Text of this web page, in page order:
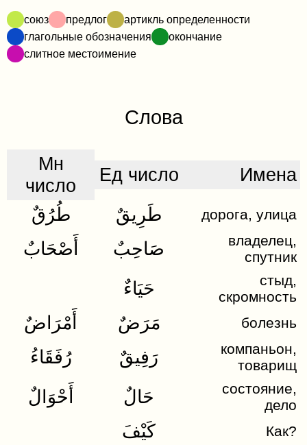
союз предлог
артикль определенности
глагольные обозначения
окончание
слитное местоимение
Слова
Мн
число
Ед число
Имена
طُرُقٌ
طَرِيقٌ дорога, улица
أَصْحَابٌ صَاحِبٌ
владелец,
спутник
حَيَاءٌ
стыд,
скромность
أَمْرَاضٌ مَرَضٌ болезнь
رُفَقَاءُ رَفِيقٌ
компаньон,
товарищ
أَحْوَالٌ حَالٌ
состояние,
дело
كَيْفَ Как?